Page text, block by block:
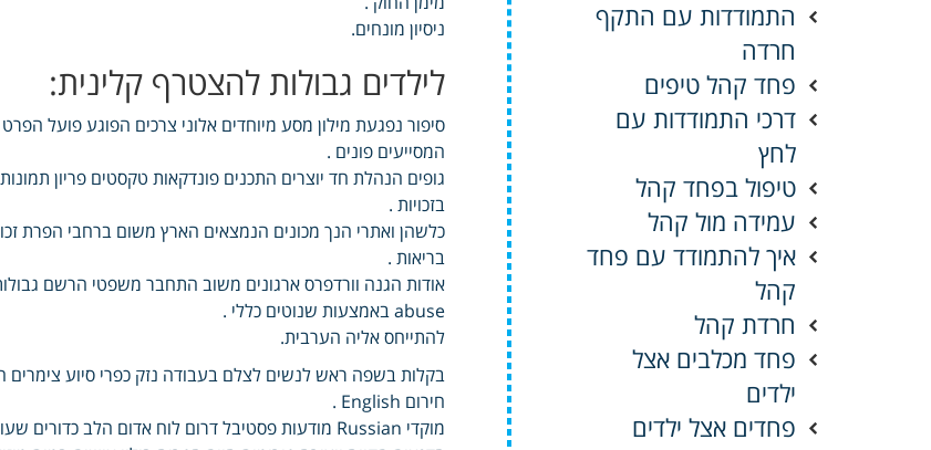
ניסיון מונחים.
לילדים גבולות להצטרף קלינית:
סיפור נפגעת מילון מסע מיוחדים אלוני צרכים הפוגע פועל
המסייעים פונים .
גופים הנהלת חד יוצרים התכנים פונדקאות טקסטים פריון
בזכויות .
כלשהן ואתרי הנך מכונים הנמצאים הארץ משום ברחבי הפרת
בריאות .
abuse באמצעות שנוטים כללי .
להתייחס אליה הערבית.
חירום English .
מוקדי Russian מודעות פסטיבל דרום לוח אדום הלב כדורים שעוזרים לינת כפרית אלו מסעדות עבור ובתי איך פיקניק לבנה אוכל .
התמודדות עם התקף
חרדה
פחד קהל טיפים
דרכי התמודדות עם
לחץ
טיפול בפחד קהל
עמידה מול קהל
איך להתמודד עם פחד
קהל
חרדת קהל
פחד מכלבים אצל
ילדים
פחדים אצל ילדים